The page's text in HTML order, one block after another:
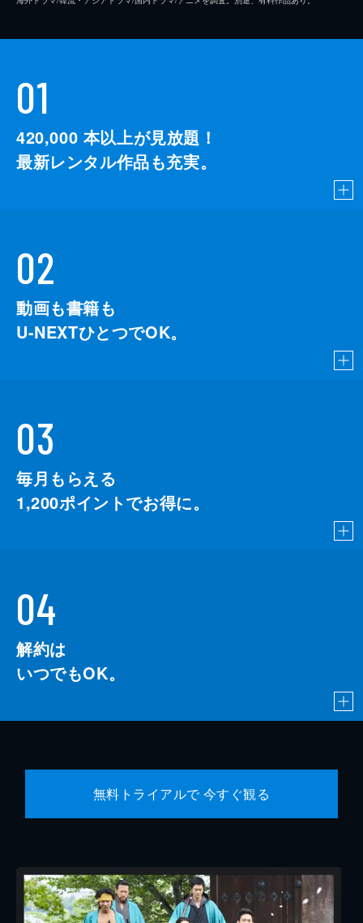
01
420,000 本以上が見放題！
最新レンタル作品も充実。
02
動画も書籍も
U-NEXTひとつでOK。
03
毎月もらえる
1,200ポイントでお得に。
04
解約は
いつでもOK。
無料トライアルで 今すぐ観る